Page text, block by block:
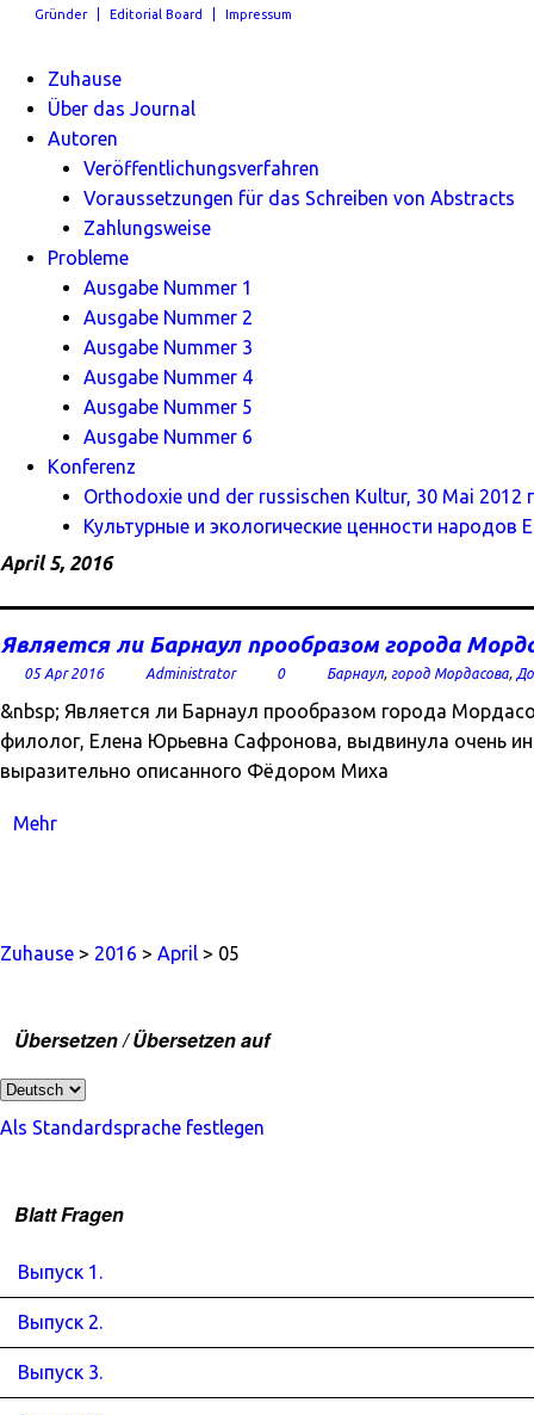
Gründer Editorial Board Impressum
Zuhause
Über das Journal
Autoren
Veröffentlichungsverfahren
Voraussetzungen für das Schreiben von Abstracts
Zahlungsweise
Probleme
Ausgabe Nummer 1
Ausgabe Nummer 2
Ausgabe Nummer 3
Ausgabe Nummer 4
Ausgabe Nummer 5
Ausgabe Nummer 6
Konferenz
Orthodoxie und der russischen Kultur, 30 Mai 2012
Культурные и экологические ценности народов
April 5, 2016
Является ли Барнаул прообразом города
05 Apr 2016 Administrator 0 Барнаул, город Мордасова,
&nbsp; Является ли Барнаул прообразом города
филолог, Елена Юрьевна Сафронова, выдвинула очень
выразительно описанного Фёдором Миха
Mehr
Zuhause > 2016 > April > 05
Übersetzen / Übersetzen auf
Als Standardsprache festlegen
Blatt Fragen
Выпуск 1.
Выпуск 2.
Выпуск 3.